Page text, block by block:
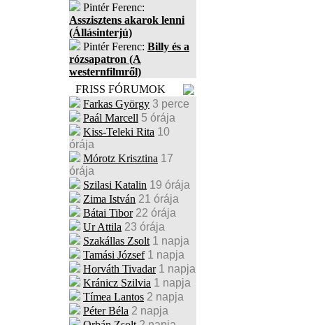
Pintér Ferenc:
Asszisztens akarok lenni
(Állásinterjú)
Pintér Ferenc: Billy és a
rózsapatron (A
westernfilmről)
FRISS FÓRUMOK
Farkas György 3 perce
Paál Marcell 5 órája
Kiss-Teleki Rita 10
órája
Mórotz Krisztina 17
órája
Szilasi Katalin 19 órája
Zima István 21 órája
Bátai Tibor 22 órája
Ur Attila 23 órája
Szakállas Zsolt 1 napja
Tamási József 1 napja
Horváth Tivadar 1 napja
Kránicz Szilvia 1 napja
Tímea Lantos 2 napja
Péter Béla 2 napja